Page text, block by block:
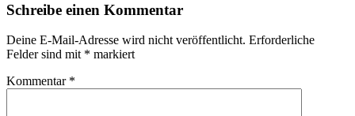
Schreibe einen Kommentar
Deine E-Mail-Adresse wird nicht veröffentlicht. Erforderliche
Felder sind mit * markiert
Kommentar *